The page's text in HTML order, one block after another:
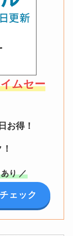
ムセー
お得！
り ／
ェック